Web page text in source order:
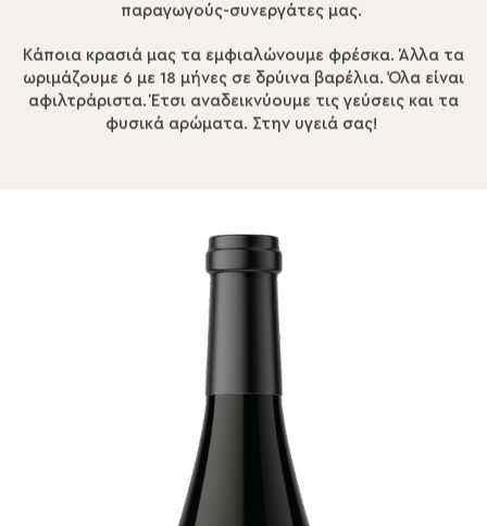
παραγωγούς-συνεργάτες μας.
Κάποια κρασιά μας τα εμφιαλώνουμε φρέσκα. Άλλα τα
ωριμάζουμε 6 με 18 μήνες σε δρύινα βαρέλια. Όλα είναι
αφιλτράριστα. Έτσι αναδεικνύουμε τις γεύσεις και τα
φυσικά αρώματα. Στην υγειά σας!